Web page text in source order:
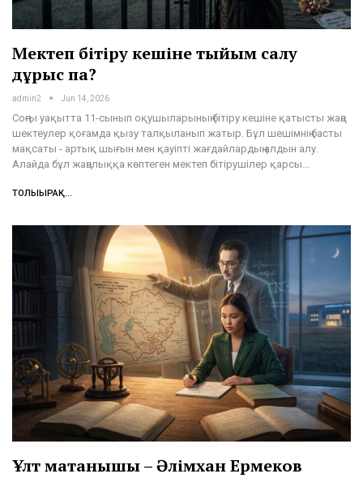
Мектеп бітіру кешіне тыйым салу
дұрыс па?
admin2 Jun 14, 2026
Соңғы уақытта 11-сынып оқушыларының бітіру кешіне қатысты жаңа
шектеулер қоғамда қызу талқыланып жатыр. Бұл шешімнің басты
мақсаты - артық шығын мен қауіпті жағдайлардың алдын алу.
Алайда бұл жаңалыққа көптеген мектеп бітірушілер қарсы…
ТОЛЫҒЫРАҚ...
Ұлт мақтанышы – Әлімхан Ермеков